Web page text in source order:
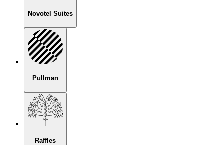
Novotel Suites
Pullman
Raffles